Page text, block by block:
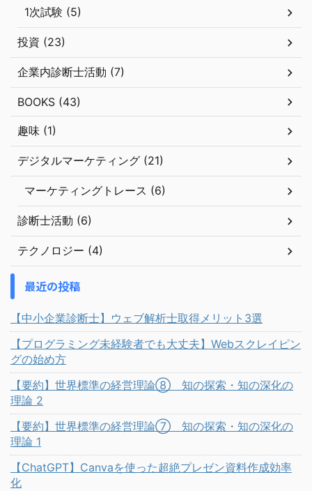
1次試験 (5)
投資 (23)
企業内診断士活動 (7)
BOOKS (43)
趣味 (1)
デジタルマーケティング (21)
マーケティングトレース (6)
診断士活動 (6)
テクノロジー (4)
最近の投稿
【中小企業診断士】ウェブ解析士取得メリット3選
【プログラミング未経験者でも大丈夫】Webスクレイピン
グの始め方
【要約】世界標準の経営理論⑧ 知の探索・知の深化の
理論 2
【要約】世界標準の経営理論⑦ 知の探索・知の深化の
理論 1
【ChatGPT】Canvaを使った超絶プレゼン資料作成効率
化